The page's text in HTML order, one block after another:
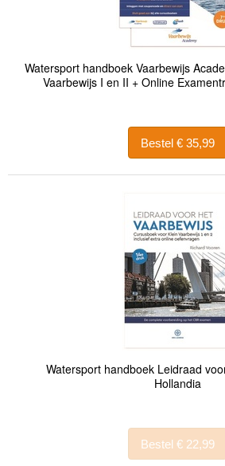
Watersport handboek Vaarbewijs
Vaarbewijs I en II + Online
Bestel € 35,99
Watersport handboek Leidraad
Hollandia
Bestel € 22,99